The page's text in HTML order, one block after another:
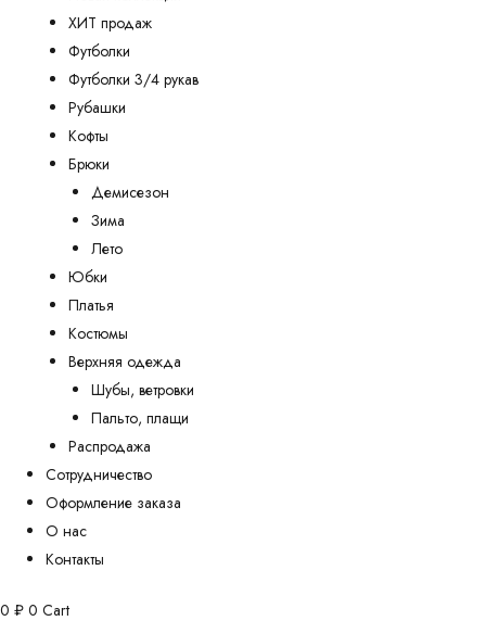
ХИТ продаж
Футболки
Футболки 3/4 рукав
Рубашки
Кофты
Брюки
Демисезон
Зима
Лето
Юбки
Платья
Костюмы
Верхняя одежда
Шубы, ветровки
Пальто, плащи
Распродажа
Сотрудничество
Оформление заказа
О нас
Контакты
0 ₽ 0 Cart